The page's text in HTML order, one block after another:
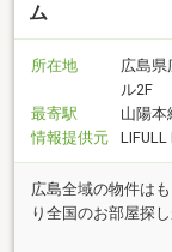
ム
所在地
広島県
ル2F
最寄駅
山陽本
情報提供元
LIFULL
広島全域の物件は
り全国のお部屋探
ますので、気にな